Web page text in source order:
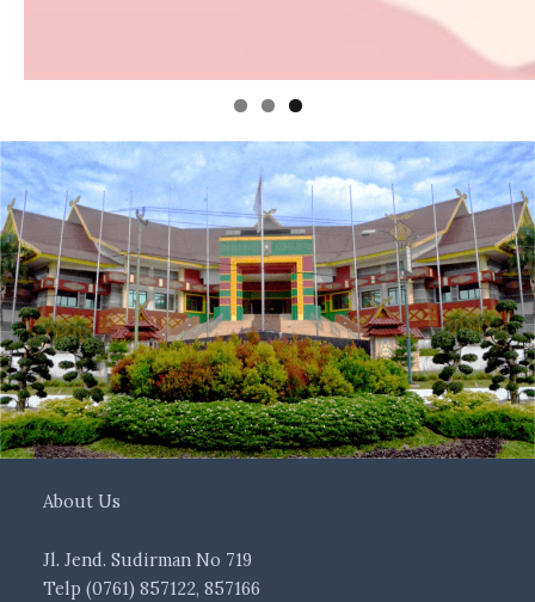
About Us
Jl. Jend. Sudirman No 719
Telp (0761) 857122, 857166